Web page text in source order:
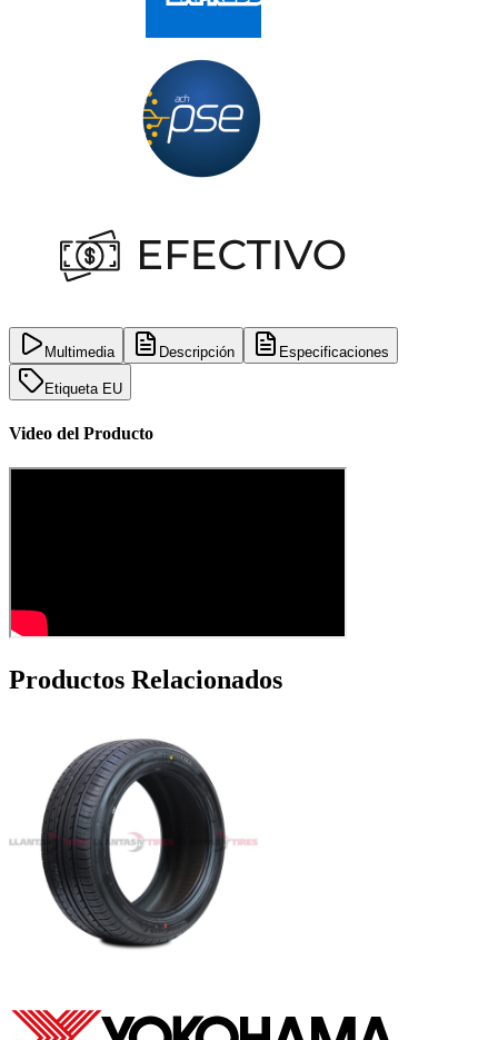
Multimedia Descripción Especificaciones
Etiqueta EU
Video del Producto
Productos Relacionados